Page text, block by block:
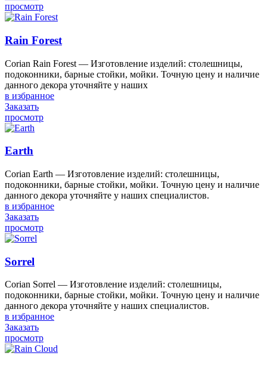
просмотр
Rain Forest
Corian Rain Forest — Изготовление изделий: столешницы,
подоконники, барные стойки, мойки. Точную цену и наличие
данного декора уточняйте у наших
в избранное
Заказать
просмотр
Earth
Corian Earth — Изготовление изделий: столешницы,
подоконники, барные стойки, мойки. Точную цену и наличие
данного декора уточняйте у наших специалистов.
в избранное
Заказать
просмотр
Sorrel
Corian Sorrel — Изготовление изделий: столешницы,
подоконники, барные стойки, мойки. Точную цену и наличие
данного декора уточняйте у наших специалистов.
в избранное
Заказать
просмотр